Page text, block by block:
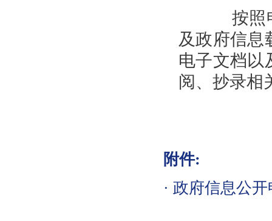
按照申
及政府信息
电子文档以
阅、抄录相
附件:
· 政府信息公